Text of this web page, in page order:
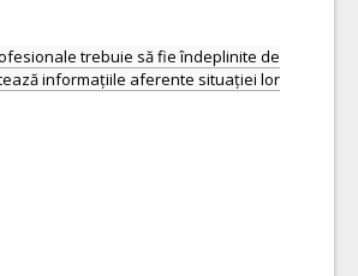
trebuie să fie îndeplinite de
informațiile aferente situației lor